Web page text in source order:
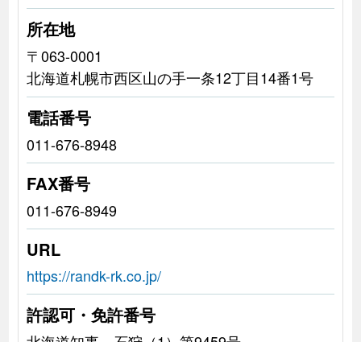
所在地
〒063-0001
北海道札幌市西区山の手一条12丁目14番1号
電話番号
011-676-8948
FAX番号
011-676-8949
URL
https://randk-rk.co.jp/
許認可・免許番号